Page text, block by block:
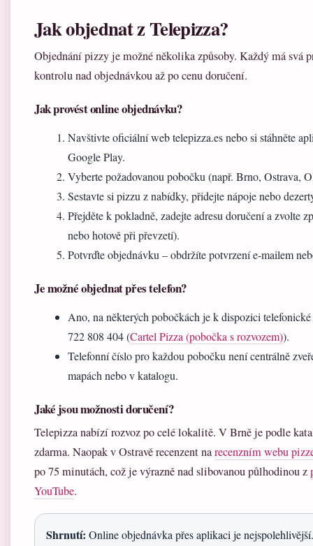
Jak objednat z Telepizza?
Objednání pizzy je možné několika způsoby. Každý má svá
kontrolu nad objednávkou až po cenu doručení.
Jak provést online objednávku?
Navštivte oficiální web telepizza.es nebo si stáhněte
Google Play.
Vyberte požadovanou pobočku (např. Brno, Ostrava,
Sestavte si pizzu z nabídky, přidejte nápoje nebo
Přejděte k pokladně, zadejte adresu doručení a zvolte
nebo hotově při převzetí).
Potvrďte objednávku – obdržíte potvrzení e-mailem
Je možné objednat přes telefon?
Ano, na některých pobočkách je k dispozici
722 808 404 (Cartel Pizza (pobočka s rozvozem)).
Telefonní číslo pro každou pobočku není centrálně
mapách nebo v katalogu.
Jaké jsou možnosti doručení?
Telepizza nabízí rozvoz po celé lokalitě. V Brně je podle
zdarma. Naopak v Ostravě recenzent narecenzním webu
po 75 minutách, což je výrazně nad slibovanou půlhodinou z
YouTube.
Shrnutí: Online objednávka přes aplikaci je